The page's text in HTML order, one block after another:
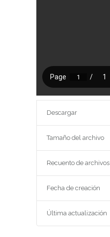
Descargar
Tamaño del archivo
Recuento de archivos
Fecha de creación
Última actualización